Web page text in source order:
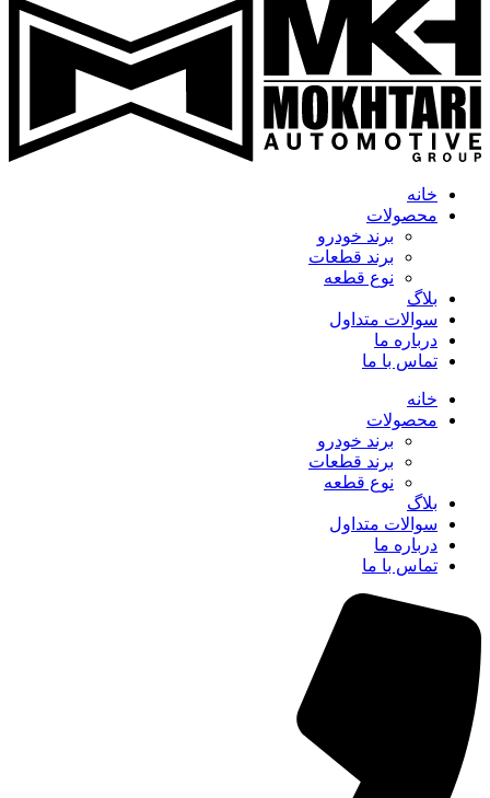
خانه
محصولات
برند خودرو
برند قطعات
نوع قطعه
بلاگ
سوالات متداول
درباره ما
تماس با ما
خانه
محصولات
برند خودرو
برند قطعات
نوع قطعه
بلاگ
سوالات متداول
درباره ما
تماس با ما